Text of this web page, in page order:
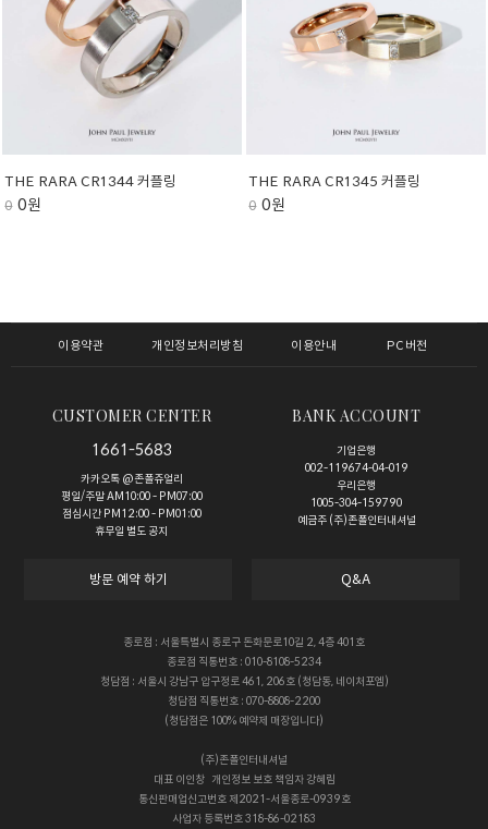
THE RARA CR1344 커플링
0 0원
THE RARA CR1345 커플링
0 0원
이용약관 개인정보처리방침 이용안내 PC버전
CUSTOMER CENTER
1661-5683
카카오톡 @존폴쥬얼리
평일/주말 AM10:00 - PM07:00
점심시간 PM12:00 - PM01:00
휴무일 별도 공지
BANK ACCOUNT
기업은행
002-119674-04-019
우리은행
1005-304-159790
예금주 (주)존폴인터내셔널
방문 예약 하기 Q&A
종로점 : 서울특별시 종로구 돈화문로10길 2, 4층 401호
종로점 직통번호 : 010-8108-5234
청담점 : 서울시 강남구 압구정로 461, 206호 (청담동, 네이처포엠)
청담점 직통번호 : 070-8808-2200
(청담점은 100% 예약제 매장입니다)
(주)존폴인터내셔널
대표 이인창 개인정보 보호 책임자강혜림
통신판매업신고번호제2021-서울종로-0939호
사업자 등록번호 318-86-02183